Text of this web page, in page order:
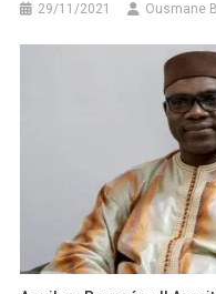
29/11/2021 Ousmane